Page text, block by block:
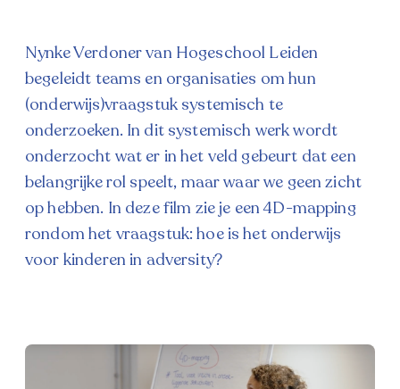
Nynke Verdoner van Hogeschool Leiden
begeleidt teams en organisaties om hun
(onderwijs)vraagstuk systemisch te
onderzoeken. In dit systemisch werk wordt
onderzocht wat er in het veld gebeurt dat een
belangrijke rol speelt, maar waar we geen zicht
op hebben. In deze film zie je een 4D-mapping
rondom het vraagstuk: hoe is het onderwijs
voor kinderen in adversity?